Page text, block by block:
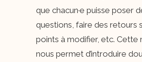
que chacun·e puisse poser
questions, faire des retours
points à modifier, etc. Cette
nous permet d’introduire